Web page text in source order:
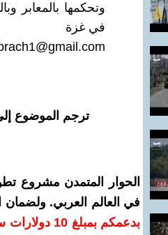
وتحكمها بالمعابر
في غزة
ترجم الموضوع
الحوار المتمدن مشروع
في العالم العربي.
بدعمكم